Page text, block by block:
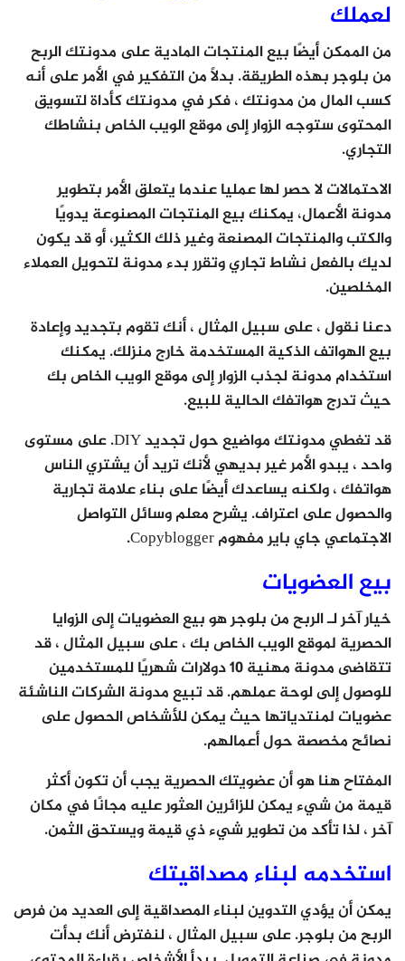
لعملك
من الممكن أيضًا بيع المنتجات المادية على مدونتك الربح
من بلوجر بهذه الطريقة. بدلاً من التفكير في الأمر على أنه
كسب المال من مدونتك ، فكر في مدونتك كأداة لتسويق
المحتوى ستوجه الزوار إلى موقع الويب الخاص بنشاطك
التجاري.
الاحتمالات لا حصر لها عمليا عندما يتعلق الأمر بتطوير
مدونة الأعمال، يمكنك بيع المنتجات المصنوعة يدويًا
والكتب والمنتجات المصنعة وغير ذلك الكثير، أو قد يكون
لديك بالفعل نشاط تجاري وتقرر بدء مدونة لتحويل العملاء
المخلصين.
دعنا نقول ، على سبيل المثال ، أنك تقوم بتجديد وإعادة
بيع الهواتف الذكية المستخدمة خارج منزلك. يمكنك
استخدام مدونة لجذب الزوار إلى موقع الويب الخاص بك
حيث تدرج هواتفك الحالية للبيع.
قد تغطي مدونتك مواضيع حول تجديد DIY. على مستوى
واحد ، يبدو الأمر غير بديهي لأنك تريد أن يشتري الناس
هواتفك ، ولكنه يساعدك أيضًا على بناء علامة تجارية
والحصول على اعتراف. يشرح معلم وسائل التواصل
الاجتماعي جاي باير مفهوم Copyblogger.
بيع العضويات
خيار آخر لـ الربح من بلوجر هو بيع العضويات إلى الزوايا
الحصرية لموقع الويب الخاص بك ، على سبيل المثال ، قد
تتقاضى مدونة مهنية 10 دولارات شهريًا للمستخدمين
للوصول إلى لوحة عملهم. قد تبيع مدونة الشركات الناشئة
عضويات لمنتدياتها حيث يمكن للأشخاص الحصول على
نصائح مخصصة حول أعمالهم.
المفتاح هنا هو أن عضويتك الحصرية يجب أن تكون أكثر
قيمة من شيء يمكن للزائرين العثور عليه مجانًا في مكان
آخر ، لذا تأكد من تطوير شيء ذي قيمة ويستحق الثمن.
استخدمه لبناء مصداقيتك
يمكن أن يؤدي التدوين لبناء المصداقية إلى العديد من فرص
الربح من بلوجر. على سبيل المثال ، لنفترض أنك بدأت